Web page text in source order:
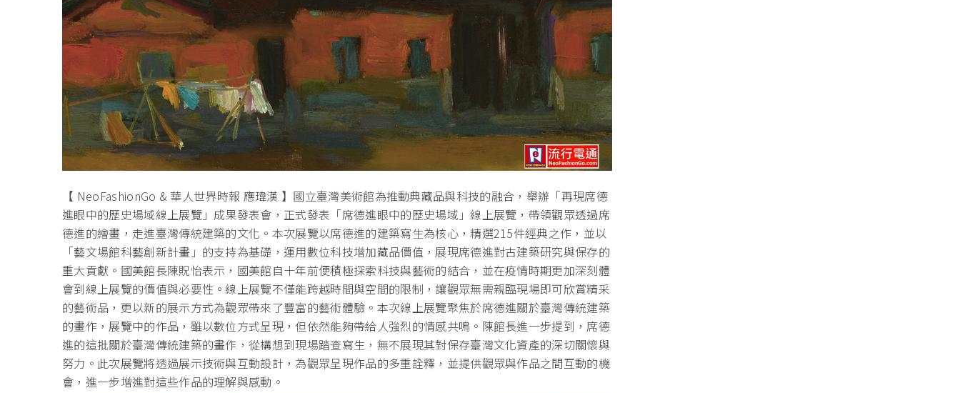
【 NeoFashionGo & 華人世界時報 應瑋漢 】國立臺灣美術館為推動典藏品與科技的融合，舉辦「再現席德
進眼中的歷史場域線上展覽」成果發表會，正式發表「席德進眼中的歷史場域」線上展覽，帶領觀眾透過席
德進的繪畫，走進臺灣傳統建築的文化。本次展覽以席德進的建築寫生為核心，精選215件經典之作，並以
「藝文場館科藝創新計畫」的支持為基礎，運用數位科技增加藏品價值，展現席德進對古建築研究與保存的
重大貢獻。國美館長陳貺怡表示，國美館自十年前便積極探索科技與藝術的結合，並在疫情時期更加深刻體
會到線上展覽的價值與必要性。線上展覽不僅能跨越時間與空間的限制，讓觀眾無需親臨現場即可欣賞精采
的藝術品，更以新的展示方式為觀眾帶來了豐富的藝術體驗。本次線上展覽聚焦於席德進關於臺灣傳統建築
的畫作，展覽中的作品，雖以數位方式呈現，但依然能夠帶給人強烈的情感共鳴。陳館長進一步提到，席德
進的這批關於臺灣傳統建築的畫作，從構想到現場踏查寫生，無不展現其對保存臺灣文化資產的深切關懷與
努力。此次展覽將透過展示技術與互動設計，為觀眾呈現作品的多重詮釋，並提供觀眾與作品之間互動的機
會，進一步增進對這些作品的理解與感動。